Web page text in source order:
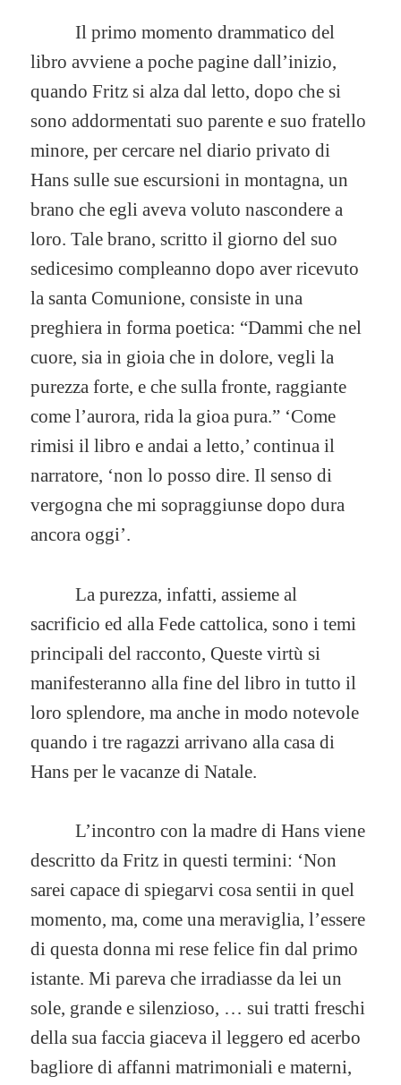
Il primo momento drammatico del
libro avviene a poche pagine dall’inizio,
quando Fritz si alza dal letto, dopo che si
sono addormentati suo parente e suo fratello
minore, per cercare nel diario privato di
Hans sulle sue escursioni in montagna, un
brano che egli aveva voluto nascondere a
loro. Tale brano, scritto il giorno del suo
sedicesimo compleanno dopo aver ricevuto
la santa Comunione, consiste in una
preghiera in forma poetica: “Dammi che nel
cuore, sia in gioia che in dolore, vegli la
purezza forte, e che sulla fronte, raggiante
come l’aurora, rida la gioa pura.” ‘Come
rimisi il libro e andai a letto,’ continua il
narratore, ‘non lo posso dire. Il senso di
vergogna che mi sopraggiunse dopo dura
ancora oggi’.
La purezza, infatti, assieme al
sacrificio ed alla Fede cattolica, sono i temi
principali del racconto, Queste virtù si
manifesteranno alla fine del libro in tutto il
loro splendore, ma anche in modo notevole
quando i tre ragazzi arrivano alla casa di
Hans per le vacanze di Natale.
L’incontro con la madre di Hans viene
descritto da Fritz in questi termini: ‘Non
sarei capace di spiegarvi cosa sentii in quel
momento, ma, come una meraviglia, l’essere
di questa donna mi rese felice fin dal primo
istante. Mi pareva che irradiasse da lei un
sole, grande e silenzioso, … sui tratti freschi
della sua faccia giaceva il leggero ed acerbo
bagliore di affanni matrimoniali e materni,